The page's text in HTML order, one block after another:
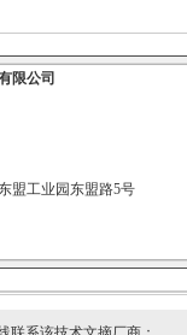
限公司
盟工业园东盟路5号